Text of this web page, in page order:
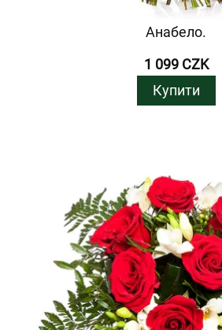
Анабело.
1 099 CZK
Купити